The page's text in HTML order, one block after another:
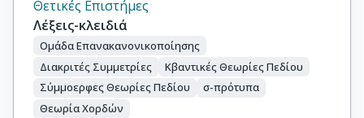
Θετικές Επιστήμες
Λέξεις-κλειδιά
Ομάδα Επανακανονικοποίησης
Διακριτές Συμμετρίες
Κβαντικές Θεωρίες Πεδίου
Σύμμοερφες Θεωρίες Πεδίου
σ-πρότυπα
Θεωρία Χορδών